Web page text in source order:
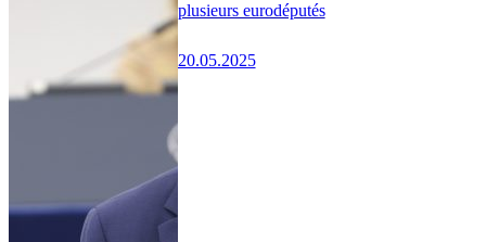
plusieurs eurodéputés
20.05.2025